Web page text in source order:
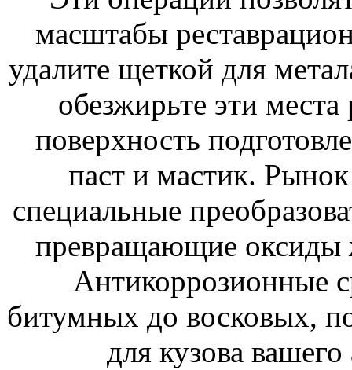
масштабы
удалите щеткой для
обезжирьте эти
поверхность
паст и мастик.
специальные
превращающие оксиды
Антикоррозионные
битумных до восковых,
для кузова